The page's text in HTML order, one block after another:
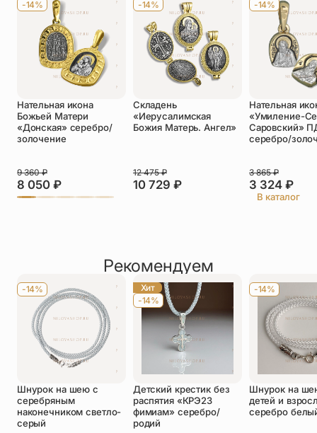
Телефон
Отзыв*
Прикрепить фото
До 5 фото, JPG/PNG/WEBP, не более 5 МБ каждое
Оставить отзыв
Подтверждаю свое согласие с
политикой конфиденциальности
согласие на обработку персональных
данных
Пока нет отзывов. Будьте первым!
-14%
Нательная икона
Божьей Матери
«Донская» серебро/
золочение
8 050 ₽
9 360₽
-14%
Складень
«Иерусалимская
Божия Матерь. Ангел»
10 729 ₽
12 475₽
-14%
Нательная
«Умиление-
Саровский»
серебро/
3 324 ₽
3 865₽
В каталог
Рекомендуем
-14%
Шнурок на шею с
серебряным
наконечником светло-
серый
Хит
-14%
Детский крестик без
распятия «КРЭ23
фимиам» серебро/
родий
-14%
Шнурок на
детей и
серебро